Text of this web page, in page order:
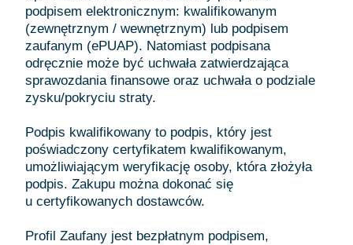
podpisem elektronicznym: kwalifikowanym
(zewnętrznym / wewnętrznym) lub podpisem
zaufanym (ePUAP). Natomiast podpisana
odręcznie może być uchwała zatwierdzająca
sprawozdania finansowe oraz uchwała o podziale
zysku/pokryciu straty.
Podpis kwalifikowany to podpis, który jest
poświadczony certyfikatem kwalifikowanym,
umożliwiającym weryfikację osoby, która złożyła
podpis. Zakupu można dokonać się
u certyfikowanych dostawców.
Profil Zaufany jest bezpłatnym podpisem,